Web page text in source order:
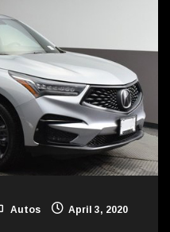
Autos April 3, 2020